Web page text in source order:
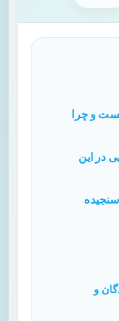
و چرا
در این
سنجیده
و